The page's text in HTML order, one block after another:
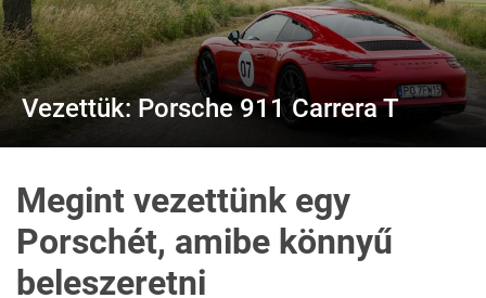
Vezettük: Porsche 911 Carrera T
Megint vezettünk egy
Porschét, amibe könnyű
beleszeretni